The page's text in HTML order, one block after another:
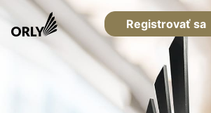
Registrovať sa